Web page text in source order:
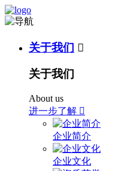
关于我们 
关于我们
About us
进一步了解 
企业简介
企业文化